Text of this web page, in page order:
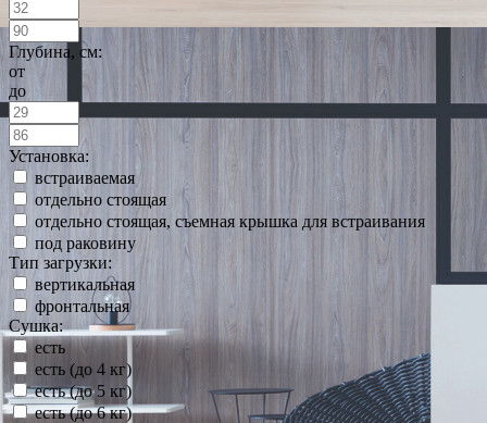
Глубина, см:
от
до
Установка:
встраиваемая
отдельно стоящая
отдельно стоящая, съемная крышка для встраивания
под раковину
Тип загрузки:
вертикальная
фронтальная
Сушка:
есть
есть (до 4 кг)
есть (до 5 кг)
есть (до 6 кг)